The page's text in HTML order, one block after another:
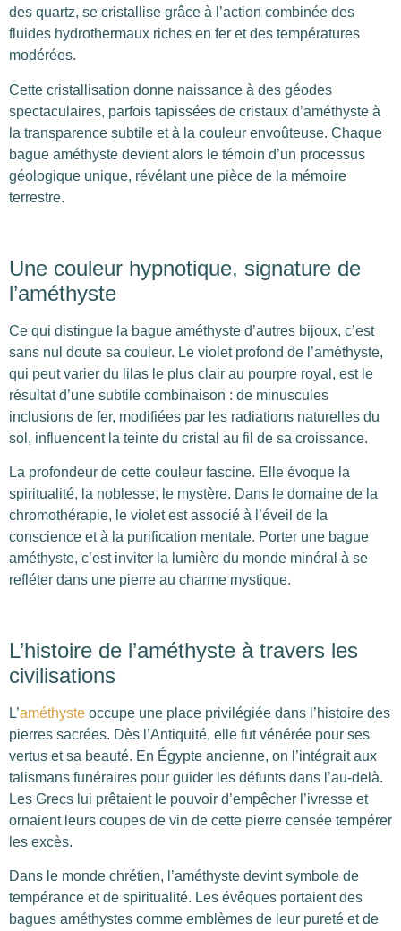
des quartz, se cristallise grâce à l’action combinée des
fluides hydrothermaux riches en fer et des températures
modérées.
Cette cristallisation donne naissance à des géodes
spectaculaires, parfois tapissées de cristaux d’améthyste à
la transparence subtile et à la couleur envoûteuse. Chaque
bague améthyste devient alors le témoin d’un processus
géologique unique, révélant une pièce de la mémoire
terrestre.
Une couleur hypnotique, signature de
l’améthyste
Ce qui distingue la bague améthyste d’autres bijoux, c’est
sans nul doute sa couleur. Le violet profond de l’améthyste,
qui peut varier du lilas le plus clair au pourpre royal, est le
résultat d’une subtile combinaison : de minuscules
inclusions de fer, modifiées par les radiations naturelles du
sol, influencent la teinte du cristal au fil de sa croissance.
La profondeur de cette couleur fascine. Elle évoque la
spiritualité, la noblesse, le mystère. Dans le domaine de la
chromothérapie, le violet est associé à l’éveil de la
conscience et à la purification mentale. Porter une bague
améthyste, c’est inviter la lumière du monde minéral à se
refléter dans une pierre au charme mystique.
L’histoire de l’améthyste à travers les
civilisations
L’améthyste occupe une place privilégiée dans l’histoire des
pierres sacrées. Dès l’Antiquité, elle fut vénérée pour ses
vertus et sa beauté. En Égypte ancienne, on l’intégrait aux
talismans funéraires pour guider les défunts dans l’au-delà.
Les Grecs lui prêtaient le pouvoir d’empêcher l’ivresse et
ornaient leurs coupes de vin de cette pierre censée tempérer
les excès.
Dans le monde chrétien, l’améthyste devint symbole de
tempérance et de spiritualité. Les évêques portaient des
bagues améthystes comme emblèmes de leur pureté et de